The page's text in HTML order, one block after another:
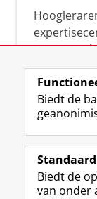
diversiteit,
Over deze
Via deze
(actuele)
praktische,
Biedt de
Standaard
Biedt de
van onder